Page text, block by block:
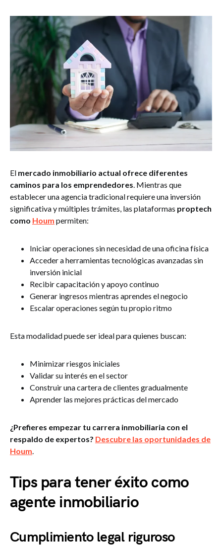
El mercado inmobiliario actual ofrece diferentes
caminos para los emprendedores. Mientras que
establecer una agencia tradicional requiere una inversión
significativa y múltiples trámites, las plataformas proptech
como Houm permiten:
Iniciar operaciones sin necesidad de una oficina física
Acceder a herramientas tecnológicas avanzadas sin
inversión inicial
Recibir capacitación y apoyo continuo
Generar ingresos mientras aprendes el negocio
Escalar operaciones según tu propio ritmo
Esta modalidad puede ser ideal para quienes buscan:
Minimizar riesgos iniciales
Validar su interés en el sector
Construir una cartera de clientes gradualmente
Aprender las mejores prácticas del mercado
¿Prefieres empezar tu carrera inmobiliaria con el
respaldo de expertos? Descubre las oportunidades de
Houm.
Tips para tener éxito como
agente inmobiliario
Cumplimiento legal riguroso